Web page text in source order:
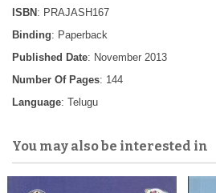
ISBN : PRAJASH167
Binding: Paperback
Published Date: November 2013
Number Of Pages: 144
Language: Telugu
You may also be interested in